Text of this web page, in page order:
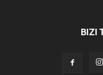
BIZI